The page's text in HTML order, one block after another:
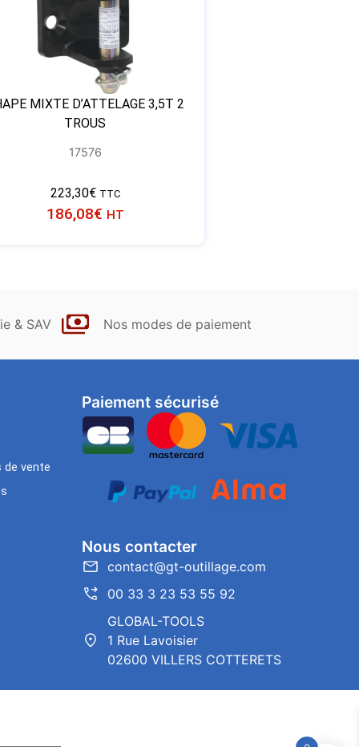
MIXTE D’ATTELAGE 3,5T 2
TROUS
17576
223,30€ TTC
186,08€ HT
& SAV Nos modes de paiement
de vente
Paiement sécurisé
Nous contacter
contact@gt-outillage.com
00 33 3 23 53 55 92
GLOBAL-TOOLS
1 Rue Lavoisier
02600 VILLERS COTTERETS